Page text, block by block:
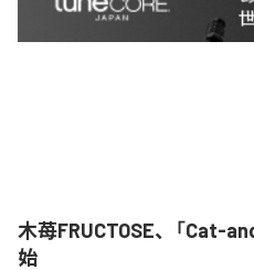
木苺FRUCTOSE、「Cat-
始